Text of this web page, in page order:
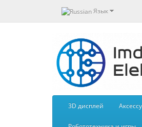
Язык
3D дисплей